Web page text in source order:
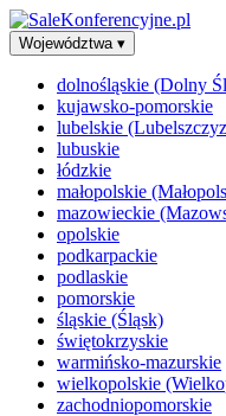
Województwa ▾
dolnośląskie (Dolny
kujawsko-pomorskie
lubelskie
lubuskie
łódzkie
małopolskie
mazowieckie
opolskie
podkarpackie
podlaskie
pomorskie
śląskie (Śląsk)
świętokrzyskie
warmińsko-mazurskie
wielkopolskie
zachodniopomorskie